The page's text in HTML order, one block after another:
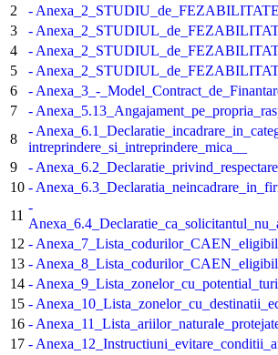
2
-
3
-
4
-
5
-
6
- Anexa_3_-
7
-
8
-
intreprindere_si_intreprindere_mica__
9
-
10 -
11
-
12 -
13 -
14 -
15 -
16 -
17 -